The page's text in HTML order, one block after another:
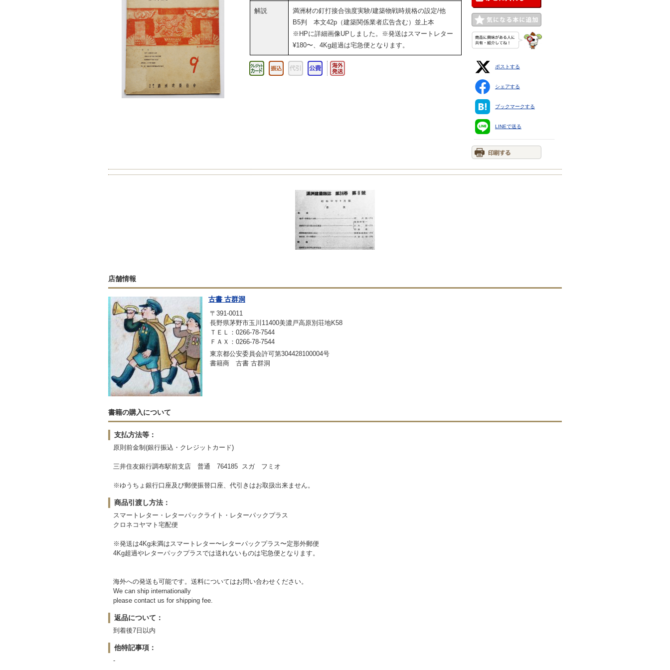
解説
満洲材の釘打接合強度実験/建築物戦時規格の設定/他
B5判 本文42p（建築関係業者広告含む）並上本
※HPに詳細画像UPしました。※発送はスマートレター
¥180〜、4Kg超過は宅急便となります。
ポストする
シェアする
ブックマークする
LINEで送る
店舗情報
古書 古群洞
〒391-0011
長野県茅野市玉川11400美濃戸高原別荘地K58
ＴＥＬ：0266-78-7544
ＦＡＸ：0266-78-7544
東京都公安委員会許可第304428100004号
書籍商 古書 古群洞
書籍の購入について
支払方法等：
原則前金制(銀行振込・クレジットカード)
三井住友銀行調布駅前支店 普通 764185 スガ フミオ
※ゆうちょ銀行口座及び郵便振替口座、代引きはお取扱出来ません。
商品引渡し方法：
スマートレター・レターパックライト・レターパックプラス
クロネコヤマト宅配便
※発送は4Kg未満はスマートレター〜レターパックプラス〜定形外郵便
4Kg超過やレターパックプラスでは送れないものは宅急便となります。
海外への発送も可能です。送料についてはお問い合わせください。
We can ship internationally
please contact us for shipping fee.
返品について：
到着後7日以内
他特記事項：
-